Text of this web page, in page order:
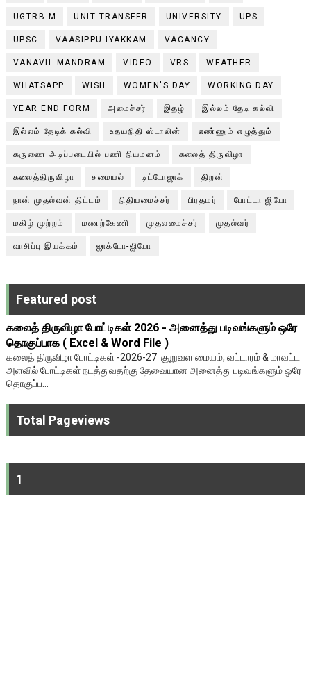
UGTRB.M UNIT TRANSFER UNIVERSITY UPS
UPSC VAASIPPU IYAKKAM VACANCY
VANAVIL MANDRAM VIDEO VRS WEATHER
WHATSAPP WISH WOMEN'S DAY WORKING DAY
YEAR END FORM அமைச்சர் இதழ் இல்லம் தேடி கல்வி
இல்லம் தேடிக் கல்வி உதயநிதி ஸ்டாலின் எண்ணும் எழுத்தும்
கருணை அடிப்படையில் பணி நியமனம் கலைத் திருவிழா
கலைத்திருவிழா சமையல் டிட்டோஜாக் திறன்
நான் முதல்வன் திட்டம் நிதியமைச்சர் பிரதமர் போட்டா ஜியோ
மகிழ் முற்றம் மணற்கேணி முதலமைச்சர் முதல்வர்
வாசிப்பு இயக்கம் ஜாக்டோ-ஜியோ
Featured post
கலைத் திருவிழா போட்டிகள் 2026 - அனைத்து படிவங்களும் ஒரே
தொகுப்பாக ( Excel & Word File )
கலைத் திருவிழா போட்டிகள் -2026-27 குறுவள மையம், வட்டாரம் & மாவட்ட
அளவில் போட்டிகள் நடத்துவதற்கு தேவையான அனைத்து படிவங்களும் ஒரே
தொகுப்ப...
Total Pageviews
1